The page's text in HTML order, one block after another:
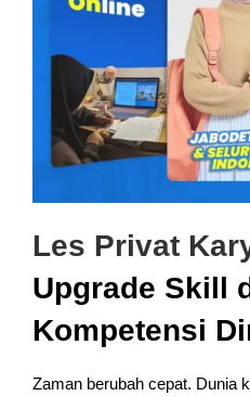
Les Privat
Upgrade Skill
Kompetensi
Zaman berubah cepat. Dunia